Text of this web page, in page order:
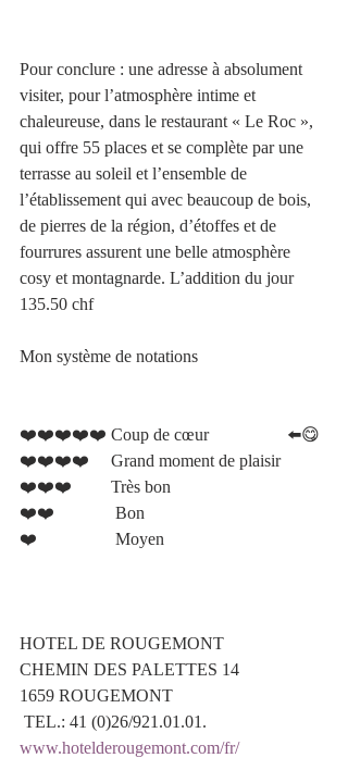
Pour conclure : une adresse à absolument
visiter, pour l’atmosphère intime et
chaleureuse, dans le restaurant « Le Roc »,
qui offre 55 places et se complète par une
terrasse au soleil et l’ensemble de
l’établissement qui avec beaucoup de bois,
de pierres de la région, d’étoffes et de
fourrures assurent une belle atmosphère
cosy et montagnarde. L’addition du jour
135.50 chf
Mon système de notations
❤️❤️❤️❤️❤️ Coup de cœur                  ⬅️😋
❤️❤️❤️❤️     Grand moment de plaisir
❤️❤️❤️         Très bon
❤️❤️              Bon
❤️                  Moyen
HOTEL DE ROUGEMONT
CHEMIN DES PALETTES 14
1659 ROUGEMONT
TEL.: 41 (0)26/921.01.01.
www.hotelderougemont.com/fr/